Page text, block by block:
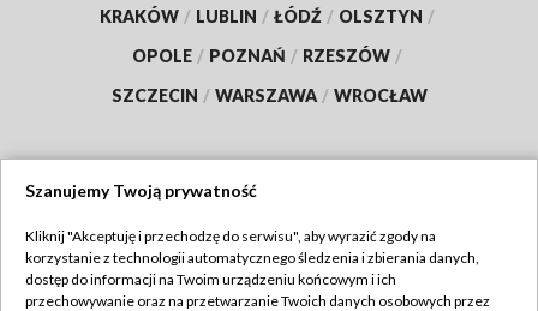
KRAKÓW / LUBLIN / ŁÓDŹ / OLSZTYN /
OPOLE / POZNAŃ / RZESZÓW /
SZCZECIN / WARSZAWA / WROCŁAW
TVP
Abonament TVP
Szanujemy Twoją prywatność
Kliknij "Akceptuję i przechodzę do serwisu", aby wyrazić zgody na
korzystanie z technologii automatycznego śledzenia i zbierania danych,
dostęp do informacji na Twoim urządzeniu końcowym i ich
przechowywanie oraz na przetwarzanie Twoich danych osobowych przez